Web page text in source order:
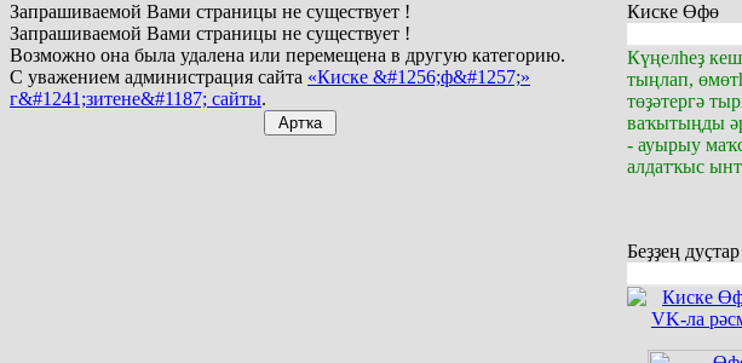
Запрашиваемой Вами страницы не существует !
Запрашиваемой Вами страницы не существует !
Возможно она была удалена или перемещена в другую категорию.
С уважением администрация сайта «Киске &#1256;ф&#1257;»
г&#1241;зитене&#1187; сайты.
Киске Өфө
Күңелһеҙ
тыңлап,
төҙәтергә
ваҡытыңды
- ауырыу
алдатҡыс
Беҙҙең дуҫтар